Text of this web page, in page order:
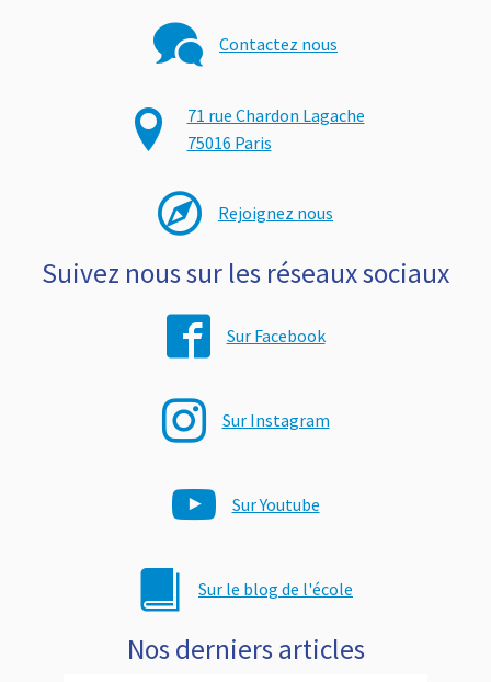
Contactez nous
71 rue Chardon Lagache
75016 Paris
Rejoignez nous
Suivez nous sur les réseaux sociaux
Sur Facebook
Sur Instagram
Sur Youtube
Sur le blog de l'école
Nos derniers articles